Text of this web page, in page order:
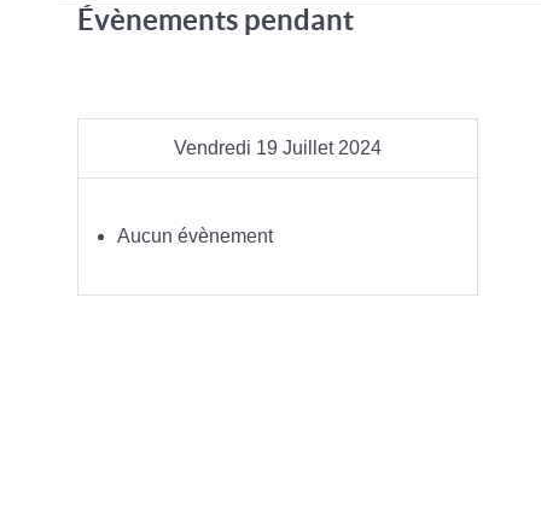
Évènements pendant
Vendredi 19 Juillet 2024
Aucun évènement